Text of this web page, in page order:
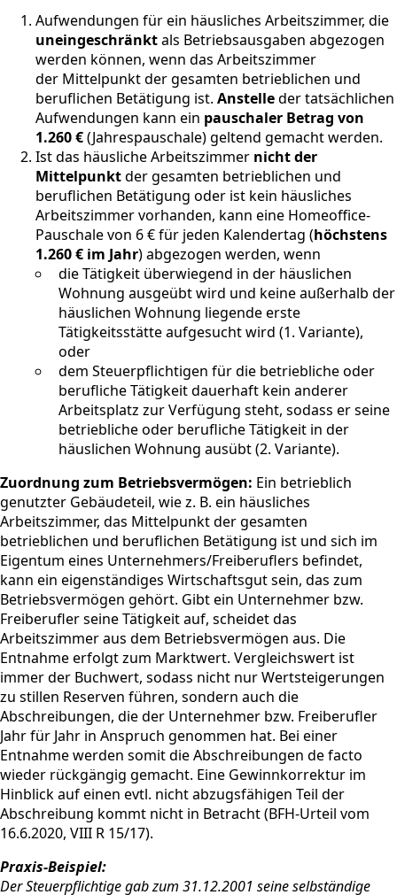
Aufwendungen für ein häusliches Arbeitszimmer, die
uneingeschränktals Betriebsausgaben abgezogen
werden können, wenn das Arbeitszimmer
der Mittelpunkt der gesamten betrieblichen und
beruflichen Betätigung ist. Anstelleder tatsächlichen
Aufwendungen kann ein pauschaler Betrag von
1.260 €(Jahrespauschale) geltend gemacht werden.
Ist das häusliche Arbeitszimmer nicht der
Mittelpunktder gesamten betrieblichen und
beruflichen Betätigung oder ist kein häusliches
Arbeitszimmer vorhanden, kann eine Homeoffice-
Pauschale von 6 € für jeden Kalendertag (höchstens
1.260 € im Jahr) abgezogen werden, wenn
die Tätigkeit überwiegend in der häuslichen
Wohnung ausgeübt wird und keine außerhalb der
häuslichen Wohnung liegende erste
Tätigkeitsstätte aufgesucht wird (1. Variante),
oder
dem Steuerpflichtigen für die betriebliche oder
berufliche Tätigkeit dauerhaft kein anderer
Arbeitsplatz zur Verfügung steht, sodass er seine
betriebliche oder berufliche Tätigkeit in der
häuslichen Wohnung ausübt (2. Variante).
Zuordnung zum Betriebsvermögen: Ein betrieblich
genutzter Gebäudeteil, wie z. B. ein häusliches
Arbeitszimmer, das Mittelpunkt der gesamten
betrieblichen und beruflichen Betätigung ist und sich im
Eigentum eines Unternehmers/Freiberuflers befindet,
kann ein eigenständiges Wirtschaftsgut sein, das zum
Betriebsvermögen gehört. Gibt ein Unternehmer bzw.
Freiberufler seine Tätigkeit auf, scheidet das
Arbeitszimmer aus dem Betriebsvermögen aus. Die
Entnahme erfolgt zum Marktwert. Vergleichswert ist
immer der Buchwert, sodass nicht nur Wertsteigerungen
zu stillen Reserven führen, sondern auch die
Abschreibungen, die der Unternehmer bzw. Freiberufler
Jahr für Jahr in Anspruch genommen hat. Bei einer
Entnahme werden somit die Abschreibungen de facto
wieder rückgängig gemacht. Eine Gewinnkorrektur im
Hinblick auf einen evtl. nicht abzugsfähigen Teil der
Abschreibung kommt nicht in Betracht (BFH-Urteil vom
16.6.2020, VIII R 15/17).
Praxis-Beispiel:
Der Steuerpflichtige gab zum 31.12.2001 seine selbständige